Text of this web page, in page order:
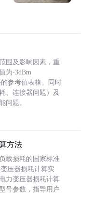
围及影响因素，重
为-3dBm
参考值表格。同时
、连接器问题）及
问题。
方法
载损耗的国家标准
变压器损耗计算实
力变压器损耗计算
号参数，指导用户